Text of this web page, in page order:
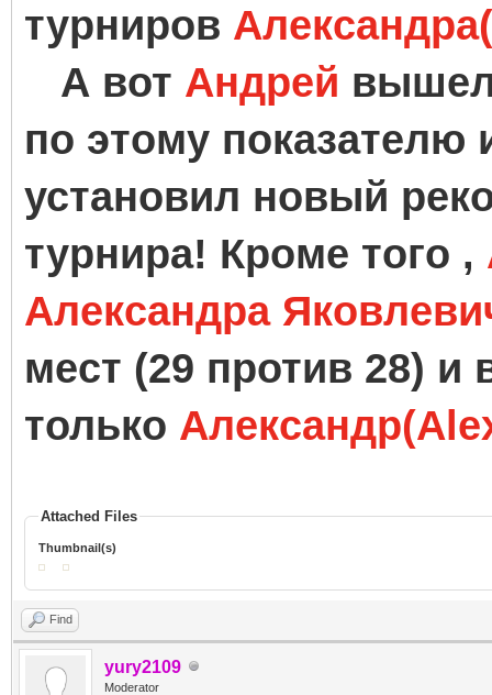
турниров
А вот Андрей
по этому показателю
установил новый
турнира! Кроме того ,
Александра
мест (29 против 28) и
только
Attached Files
Thumbnail(s)
Find
yury2109
Moderator